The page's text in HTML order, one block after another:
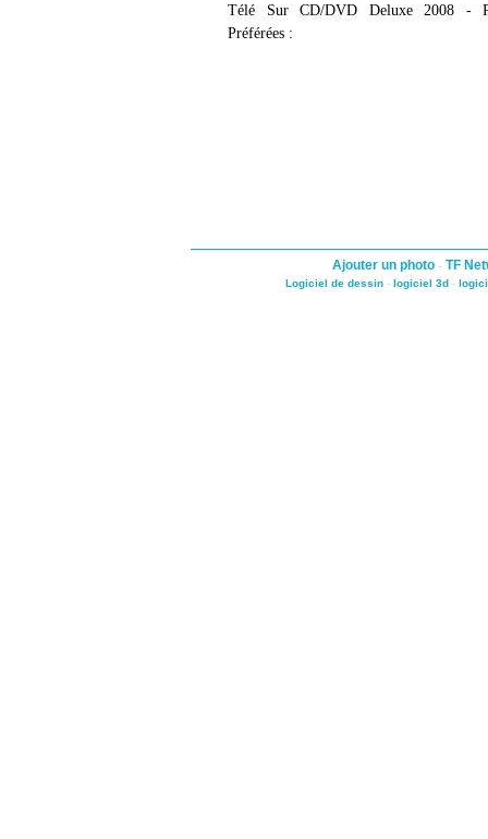
Télé Sur CD/DVD Deluxe 2008 -
Préférées :
Ajouter un photo - TF
Logiciel de dessin - logiciel 3d -